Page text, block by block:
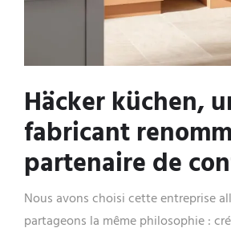
Häcker küchen,
fabricant
partenaire de
Nous avons choisi cette entreprise
partageons la même philosophie :